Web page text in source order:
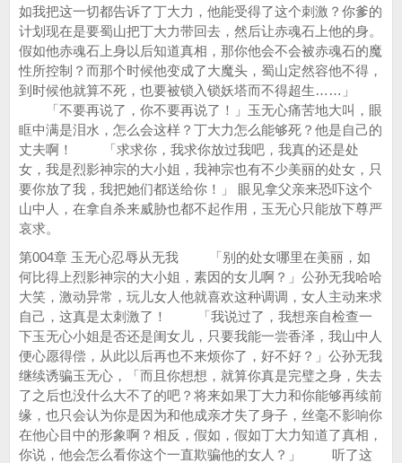
如我把这一切都告诉了丁大力，他能受得了这个刺激？你爹的
计划现在是要蜀山把丁大力带回去，然后让赤魂石上他的身。
假如他赤魂石上身以后知道真相，那你他会不会被赤魂石的魔
性所控制？而那个时候他变成了大魔头，蜀山定然容他不得，
到时候他就算不死，也要被锁入锁妖塔而不得超生……」
「不要再说了，你不要再说了！」玉无心痛苦地大叫，眼
眶中满是泪水，怎么会这样？丁大力怎么能够死？他是自己的
丈夫啊！ 「求求你，我求你放过我吧，我真的还是处
女，我是烈影神宗的大小姐，我神宗也有不少美丽的处女，只
要你放了我，我把她们都送给你！」 眼见拿父亲来恐吓这个
山中人，在拿自杀来威胁也都不起作用，玉无心只能放下尊严
哀求。
第004章 玉无心忍辱从无我 「别的处女哪里在美丽，如
何比得上烈影神宗的大小姐，素因的女儿啊？」公孙无我哈哈
大笑，激动异常，玩儿女人他就喜欢这种调调，女人主动来求
自己，这真是太刺激了！ 「我说过了，我想亲自检查一
下玉无心小姐是否还是闺女儿，只要我能一尝香泽，我山中人
便心愿得偿，从此以后再也不来烦你了，好不好？」公孙无我
继续诱骗玉无心，「而且你想想，就算你真是完璧之身，失去
了之后也没什么大不了的吧？将来如果丁大力和你能够再续前
缘，也只会认为你是因为和他成亲才失了身子，丝毫不影响你
在他心目中的形象啊？相反，假如，假如丁大力知道了真相，
你说，他会怎么看你这个一直欺骗他的女人？」 听了这